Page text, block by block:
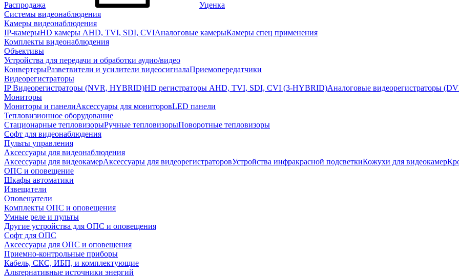
Распродажа
Уценка
Системы видеонаблюдения
Камеры видеонаблюдения
IP-камерыHD камеры AHD, TVI, SDI, CVIАналоговые камерыКамеры спец применения
Комплекты видеонаблюдения
Объективы
Устройства для передачи и обработки аудио/видео
КонвертерыРазветвители и усилители видеосигналаПриемопередатчики
Видеорегистраторы
IP Видеорегистраторы (NVR, HYBRID)HD регистраторы AHD, TVI, SDI, CVI (3-HYBRID)Аналоговые видеорегистраторы
Мониторы
Мониторы и панелиАксессуары для мониторовLED панели
Тепловизионное оборудование
Стационарные тепловизорыРучные тепловизорыПоворотные тепловизоры
Софт для видеонаблюдения
Пульты управления
Аксессуары для видеонаблюдения
Аксессуары для видеокамерАксессуары для видеорегистраторовУстройства инфракрасной подсветкиКожухи для видеокамер
ОПС и оповещение
Шкафы автоматики
Извещатели
Оповещатели
Комплекты ОПС и оповещения
Умные реле и пульты
Другие устройства для ОПС и оповещения
Софт для ОПС
Аксессуары для ОПС и оповещения
Приемно-контрольные приборы
Кабель, СКС, ИБП, и комплектующие
Альтернативные источники энергий